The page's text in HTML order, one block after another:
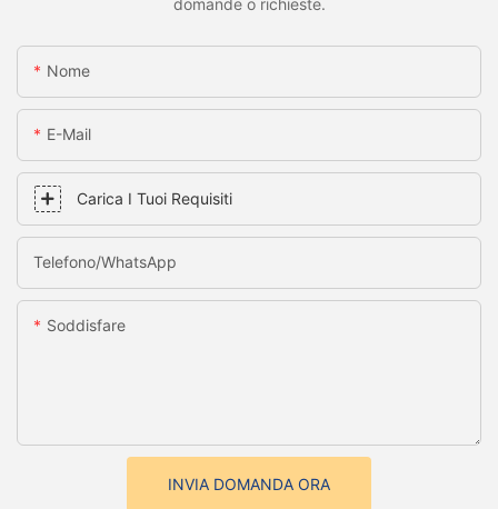
Nome
E-Mail
Carica I Tuoi Requisiti
Telefono/WhatsApp
Soddisfare
INVIA DOMANDA ORA